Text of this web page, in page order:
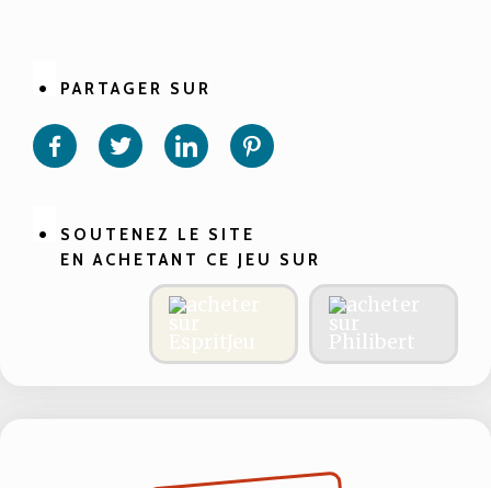
PARTAGER SUR
Partager
sur
Partager
sur sur
SOUTENEZ LE SITE
EN ACHETANT CE JEU SUR